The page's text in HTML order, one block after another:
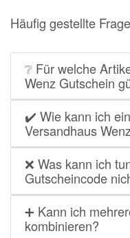
Häufig gestellte
❔ Für welche
Wenz Gutschein
✔️ Wie kann ich
Versandhaus
❌ Was kann ich
Gutscheincode
➕ Kann ich
kombinieren?